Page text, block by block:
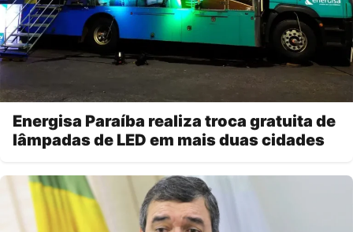
Energisa Paraíba realiza troca gratuita de
lâmpadas de LED em mais duas cidades